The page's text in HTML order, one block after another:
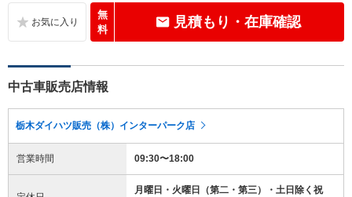
無
料
見積もり・在庫確認
中古車販売店情報
栃木ダイハツ販売（株）インターパーク店
営業時間 09:30〜18:00
月曜日・火曜日（第二・第三）・土日除く祝